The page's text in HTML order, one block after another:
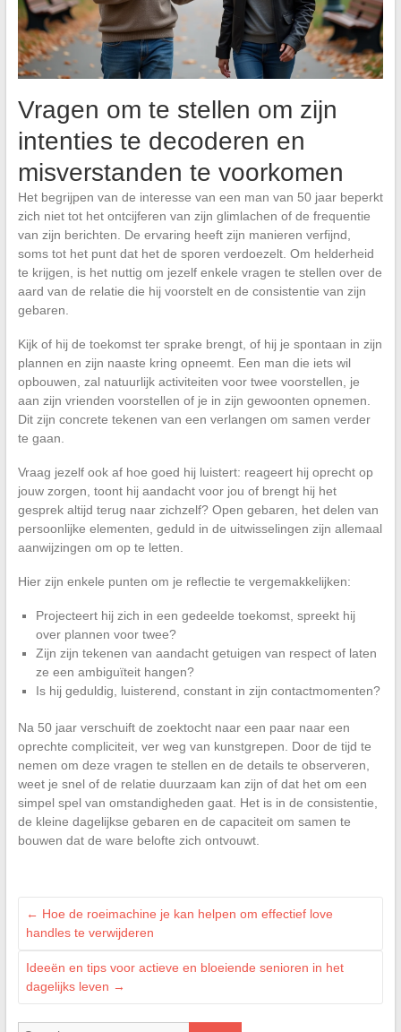
Vragen om te stellen om zijn
intenties te decoderen en
misverstanden te voorkomen
Het begrijpen van de interesse van een man van 50 jaar beperkt
zich niet tot het ontcijferen van zijn glimlachen of de frequentie
van zijn berichten. De ervaring heeft zijn manieren verfijnd,
soms tot het punt dat het de sporen verdoezelt. Om helderheid
te krijgen, is het nuttig om jezelf enkele vragen te stellen over de
aard van de relatie die hij voorstelt en de consistentie van zijn
gebaren.
Kijk of hij de toekomst ter sprake brengt, of hij je spontaan in zijn
plannen en zijn naaste kring opneemt. Een man die iets wil
opbouwen, zal natuurlijk activiteiten voor twee voorstellen, je
aan zijn vrienden voorstellen of je in zijn gewoonten opnemen.
Dit zijn concrete tekenen van een verlangen om samen verder
te gaan.
Vraag jezelf ook af hoe goed hij luistert: reageert hij oprecht op
jouw zorgen, toont hij aandacht voor jou of brengt hij het
gesprek altijd terug naar zichzelf? Open gebaren, het delen van
persoonlijke elementen, geduld in de uitwisselingen zijn allemaal
aanwijzingen om op te letten.
Hier zijn enkele punten om je reflectie te vergemakkelijken:
Projecteert hij zich in een gedeelde toekomst, spreekt hij
over plannen voor twee?
Zijn zijn tekenen van aandacht getuigen van respect of laten
ze een ambiguïteit hangen?
Is hij geduldig, luisterend, constant in zijn contactmomenten?
Na 50 jaar verschuift de zoektocht naar een paar naar een
oprechte compliciteit, ver weg van kunstgrepen. Door de tijd te
nemen om deze vragen te stellen en de details te observeren,
weet je snel of de relatie duurzaam kan zijn of dat het om een
simpel spel van omstandigheden gaat. Het is in de consistentie,
de kleine dagelijkse gebaren en de capaciteit om samen te
bouwen dat de ware belofte zich ontvouwt.
← Hoe de roeimachine je kan helpen om effectief love
handles te verwijderen
Ideeën en tips voor actieve en bloeiende senioren in het
dagelijks leven →